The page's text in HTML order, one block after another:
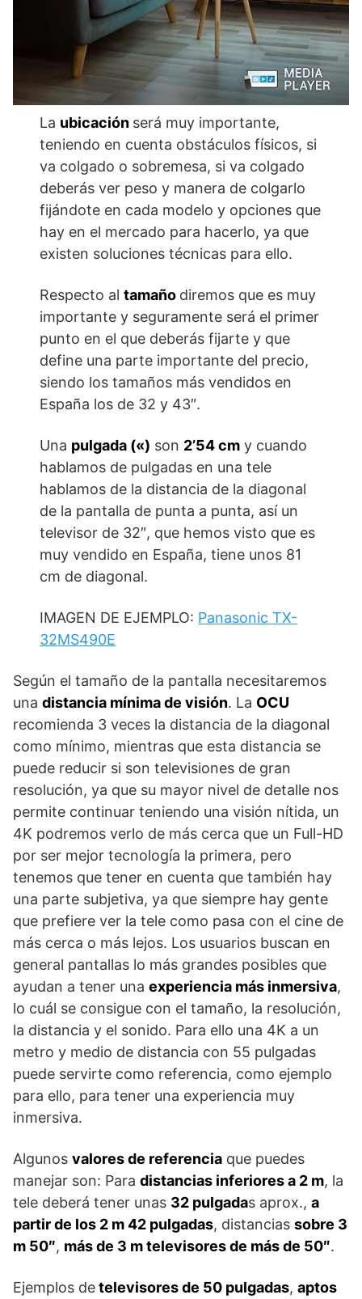
La ubicación será muy importante,
teniendo en cuenta obstáculos físicos, si
va colgado o sobremesa, si va colgado
deberás ver peso y manera de colgarlo
fijándote en cada modelo y opciones que
hay en el mercado para hacerlo, ya que
existen soluciones técnicas para ello.
Respecto altamaño diremos que es muy
importante y seguramente será el primer
punto en el que deberás fijarte y que
define una parte importante del precio,
siendo los tamaños más vendidos en
España los de 32 y 43″.
Una pulgada («) son 2’54 cm y cuando
hablamos de pulgadas en una tele
hablamos de la distancia de la diagonal
de la pantalla de punta a punta, así un
televisor de 32″, que hemos visto que es
muy vendido en España, tiene unos 81
cm de diagonal.
IMAGEN DE EJEMPLO: Panasonic TX-
32MS490E
Según el tamaño de la pantalla necesitaremos
una distancia mínima de visión. La OCU
recomienda 3 veces la distancia de la diagonal
como mínimo, mientras que esta distancia se
puede reducir si son televisiones de gran
resolución, ya que su mayor nivel de detalle nos
permite continuar teniendo una visión nítida, un
4K podremos verlo de más cerca que un Full-HD
por ser mejor tecnología la primera, pero
tenemos que tener en cuenta que también hay
una parte subjetiva, ya que siempre hay gente
que prefiere ver la tele como pasa con el cine de
más cerca o más lejos. Los usuarios buscan en
general pantallas lo más grandes posibles que
ayudan a tener una experiencia más inmersiva,
lo cuál se consigue con el tamaño, la resolución,
la distancia y el sonido. Para ello una 4K a un
metro y medio de distancia con 55 pulgadas
puede servirte como referencia, como ejemplo
para ello, para tener una experiencia muy
inmersiva.
Algunos valores de referencia que puedes
manejar son: Para distancias inferiores a 2 m, la
tele deberá tener unas 32 pulgadas aprox., a
partir de los 2 m 42 pulgadas, distancias sobre 3
m 50″, más de 3 m televisores de más de 50″.
Ejemplos detelevisores de 50 pulgadas, aptos